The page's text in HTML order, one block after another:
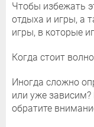
Чтобы избежать
отдыха и игры, а
игры, в которые
Когда стоит
Иногда сложно
или уже
обратите